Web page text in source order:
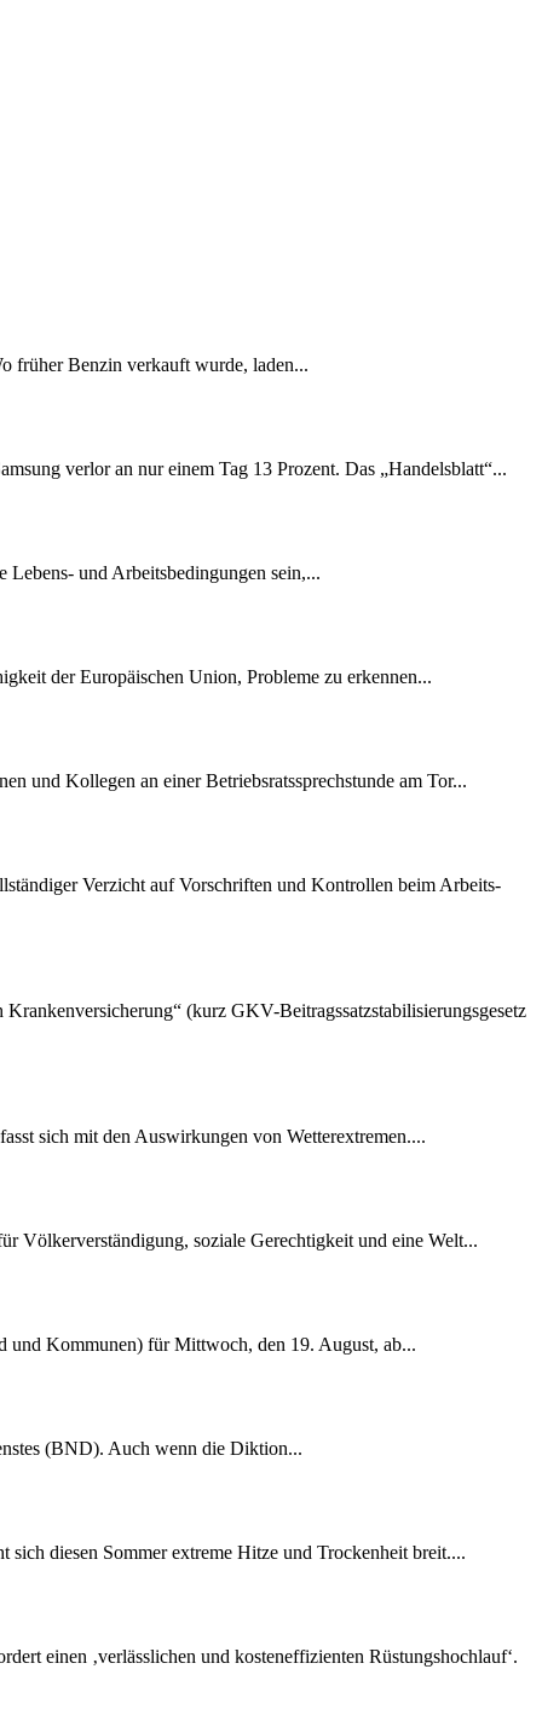
früher Benzin verkauft wurde, laden...
verlor an nur einem Tag 13 Prozent. Das „Handelsblatt“...
und Arbeitsbedingungen sein,...
der Europäischen Union, Probleme zu erkennen...
und Kollegen an einer Betriebsratssprechstunde am Tor...
Verzicht auf Vorschriften und Kontrollen beim Arbeits-
(kurz GKV-Beitragssatzstabilisierungsgesetz
sich mit den Auswirkungen von Wetterextremen....
Völkerverständigung, soziale Gerechtigkeit und eine Welt...
und Kommunen) für Mittwoch, den 19. August, ab...
(BND). Auch wenn die Diktion...
diesen Sommer extreme Hitze und Trockenheit breit....
einen ‚verlässlichen und kosteneffizienten Rüstungshochlauf‘.